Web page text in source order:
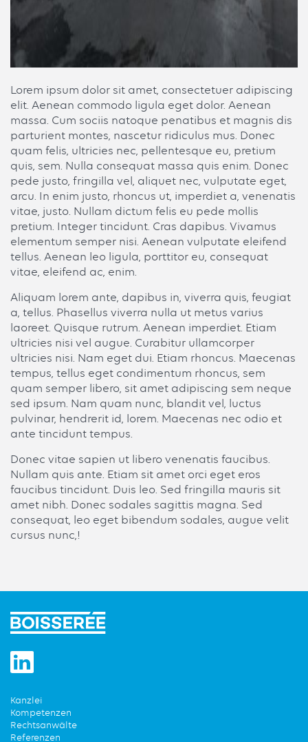
Lorem ipsum dolor sit amet, consectetuer adipiscing
elit. Aenean commodo ligula eget dolor. Aenean
massa. Cum sociis natoque penatibus et magnis dis
parturient montes, nascetur ridiculus mus. Donec
quam felis, ultricies nec, pellentesque eu, pretium
quis, sem. Nulla consequat massa quis enim. Donec
pede justo, fringilla vel, aliquet nec, vulputate eget,
arcu. In enim justo, rhoncus ut, imperdiet a, venenatis
vitae, justo. Nullam dictum felis eu pede mollis
pretium. Integer tincidunt. Cras dapibus. Vivamus
elementum semper nisi. Aenean vulputate eleifend
tellus. Aenean leo ligula, porttitor eu, consequat
vitae, eleifend ac, enim.
Aliquam lorem ante, dapibus in, viverra quis, feugiat
a, tellus. Phasellus viverra nulla ut metus varius
laoreet. Quisque rutrum. Aenean imperdiet. Etiam
ultricies nisi vel augue. Curabitur ullamcorper
ultricies nisi. Nam eget dui. Etiam rhoncus. Maecenas
tempus, tellus eget condimentum rhoncus, sem
quam semper libero, sit amet adipiscing sem neque
sed ipsum. Nam quam nunc, blandit vel, luctus
pulvinar, hendrerit id, lorem. Maecenas nec odio et
ante tincidunt tempus.
Donec vitae sapien ut libero venenatis faucibus.
Nullam quis ante. Etiam sit amet orci eget eros
faucibus tincidunt. Duis leo. Sed fringilla mauris sit
amet nibh. Donec sodales sagittis magna. Sed
consequat, leo eget bibendum sodales, augue velit
cursus nunc,!
Kanzlei
Kompetenzen
Rechtsanwälte
Referenzen